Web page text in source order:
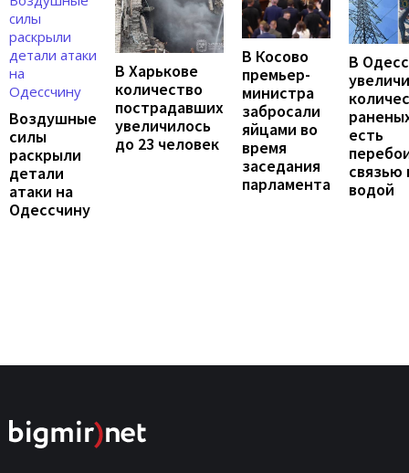
Воздушные
силы
раскрыли
детали
атаки на
Одессчину
В Харькове
количество
пострадавших
увеличилось
до 23 человек
В Косово
премьер-
министра
забросали
яйцами во
время
заседания
парламента
В
есть
связью
водой